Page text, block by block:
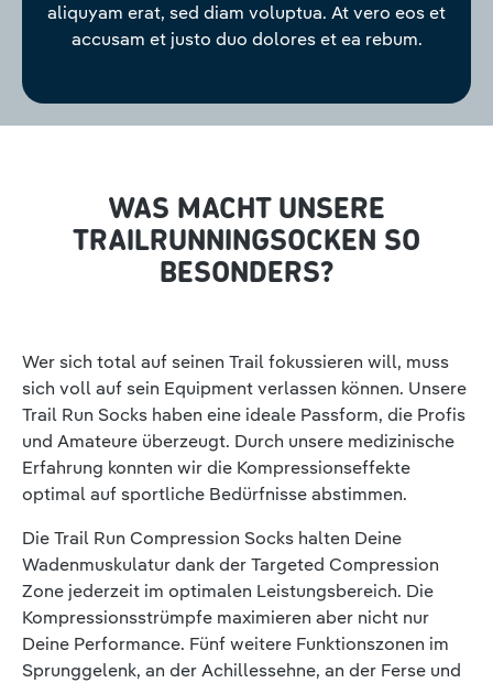
aliquyam erat, sed diam voluptua. At vero eos et
accusam et justo duo dolores et ea rebum.
WAS MACHT UNSERE
TRAILRUNNINGSOCKEN SO
BESONDERS?
Wer sich total auf seinen Trail fokussieren will, muss
sich voll auf sein Equipment verlassen können. Unsere
Trail Run Socks haben eine ideale Passform, die Profis
und Amateure überzeugt. Durch unsere medizinische
Erfahrung konnten wir die Kompressionseffekte
optimal auf sportliche Bedürfnisse abstimmen.
Die Trail Run Compression Socks halten Deine
Wadenmuskulatur dank der Targeted Compression
Zone jederzeit im optimalen Leistungsbereich. Die
Kompressionsstrümpfe maximieren aber nicht nur
Deine Performance. Fünf weitere Funktionszonen im
Sprunggelenk, an der Achillessehne, an der Ferse und